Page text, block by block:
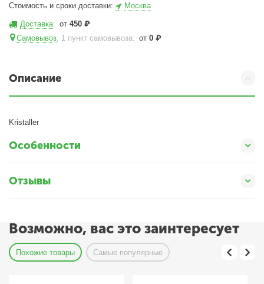
Стоимость и сроки доставки: Москва
Доставка: от450 ₽
Самовывоз, 1 пункт самовывоза: от0 ₽
Описание
Kristaller
Особенности
Отзывы
Возможно, вас это заинтересует
Похожие товары Самые популярные